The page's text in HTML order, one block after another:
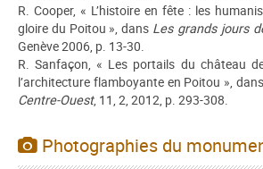
R. Cooper, « L’histoire en fête : les
gloire du Poitou », dans Les grands jours
Genève 2006, p. 13-30.
R. Sanfaçon, « Les portails du château
l’architecture flamboyante en Poitou », dans
Centre-Ouest, 11, 2, 2012, p. 293-308.
Photographies du